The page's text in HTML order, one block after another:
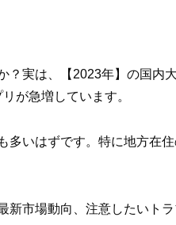
？実は、【2023年】の国内
が急増しています。
多いはずです。特に地方在
新市場動向、注意したいト